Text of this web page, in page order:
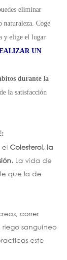
eliminar
naturaleza. Coge
y elige el lugar
UN
durante la
la satisfacción
Colesterol, la
La vida de
que la de
correr
sanguíneo
este